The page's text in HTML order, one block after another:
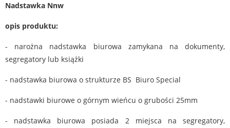
Nadstawka Nnw
opis produktu:
- narożna nadstawka biurowa zamykana na dokumenty,
segregatory lub książki
- nadstawka biurowa o strukturze BS Biuro Special
- nadstawki biurowe o górnym wieńcu o grubości 25mm
- nadstawka biurowa posiada 2 miejsca na segregatory,